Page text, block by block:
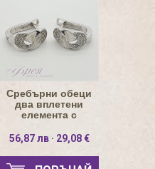
Сребърни обеци
два вплетени
елемента с
56,87 лв · 29,08 €